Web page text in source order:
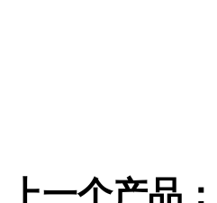
上一个产品：